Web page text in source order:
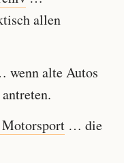
allen
alte Autos
… die